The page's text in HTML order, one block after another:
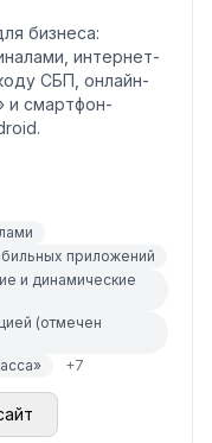
бизнеса:
интернет-
СБП, онлайн-
и смартфон-
приложений
и динамические
(отмечен
+7